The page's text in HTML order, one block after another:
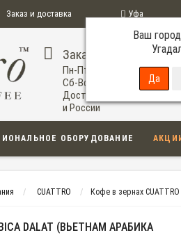
Заказ и доставка Уфа
Ваш
Заказ по телефону
Пн-Пт: 09:00-20:00
Сб-Вс: 11:00-18:00
Доставка по Уфе
и России
ОБОРУДОВАНИЕ
CUATTRO Кофе в зернах
DALAT (ВЬЕТНАМ АРАБИКА